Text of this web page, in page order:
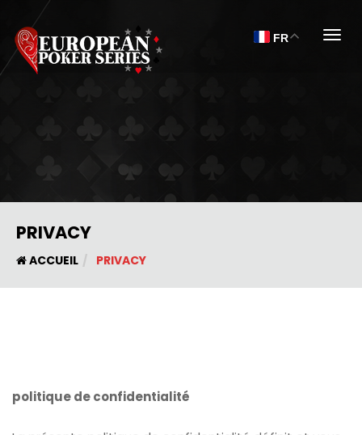
FR
PRIVACY
ACCUEIL PRIVACY
politique de confidentialité